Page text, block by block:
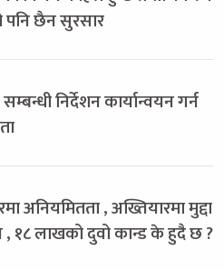
पनि छैन सुरसार
निर्देशन कार्यान्वयन गर्न
अनियमितता , अख्तियारमा मुद्दा
, १८ लाखको दुवो कान्ड के हुदै छ ?